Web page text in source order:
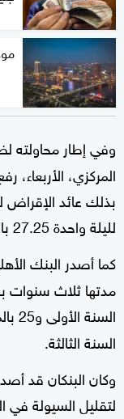
وفي إطار محاولته
لليلة واحدة 27.25 بالمئة
كما أصدر البنك
السنة الثالثة.
وكان البنكان قد
لتقليل السيولة